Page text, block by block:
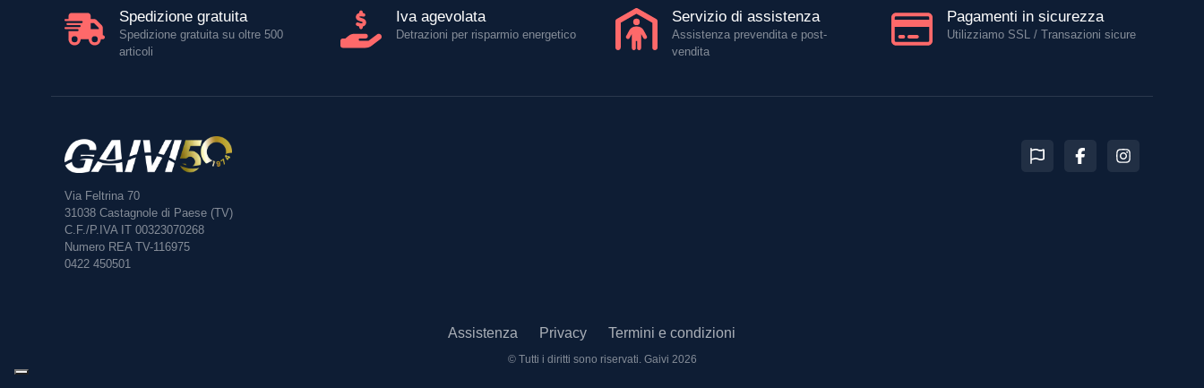
Spedizione gratuita
Spedizione gratuita su oltre 500
articoli
Iva agevolata
Detrazioni per risparmio energetico
Servizio di assistenza
Assistenza prevendita e post-
vendita
Pagamenti in sicurezza
Utilizziamo SSL / Transazioni sicure
Via Feltrina 70
31038 Castagnole di Paese (TV)
C.F./P.IVA IT 00323070268
Numero REA TV-116975
0422 450501
Assistenza Privacy Termini e condizioni
© Tutti i diritti sono riservati. Gaivi 2026